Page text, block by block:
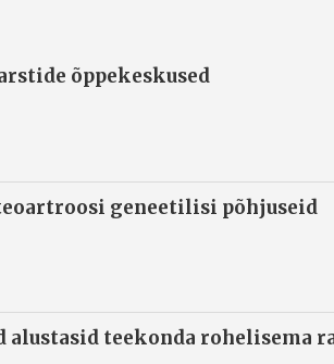
õppekeskused
geneetilisi põhjuseid
teekonda rohelisema